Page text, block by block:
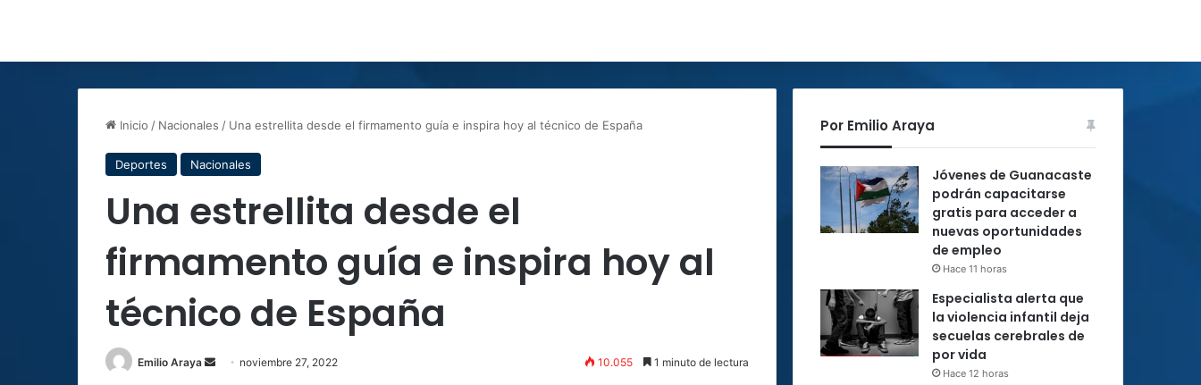
Inicio / Nacionales / Una estrellita desde el firmamento guía e inspira hoy al técnico de España
Deportes Nacionales
Una estrellita desde el
firmamento guía e inspira hoy al
técnico de España
Emilio Araya
Send noviembre 27, 2022 10.055 1 minuto de lectura
Por Emilio Araya
Jóvenes de Guanacaste
podrán capacitarse
gratis para acceder a
nuevas oportunidades
de empleo
Hace 11 horas
Especialista alerta que
la violencia infantil deja
secuelas cerebrales de
por vida
Hace 12 horas